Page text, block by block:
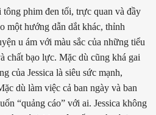
tông phim đen tối, trực quan và đầy
một hướng dẫn dắt khác, thỉnh
u ám với màu sắc của những tiểu
chất bạo lực. Mặc dù cũng khá gai
của Jessica là siêu sức mạnh,
dù làm việc cả ban ngày và ban
“quảng cáo” với ai. Jessica không